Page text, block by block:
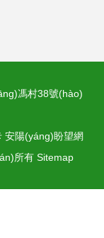
馮村38號(hào)
安陽(yáng)盼望網
所有 Sitemap